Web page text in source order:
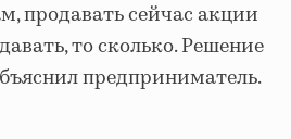
продавать сейчас акции
то сколько. Решение
предприниматель.